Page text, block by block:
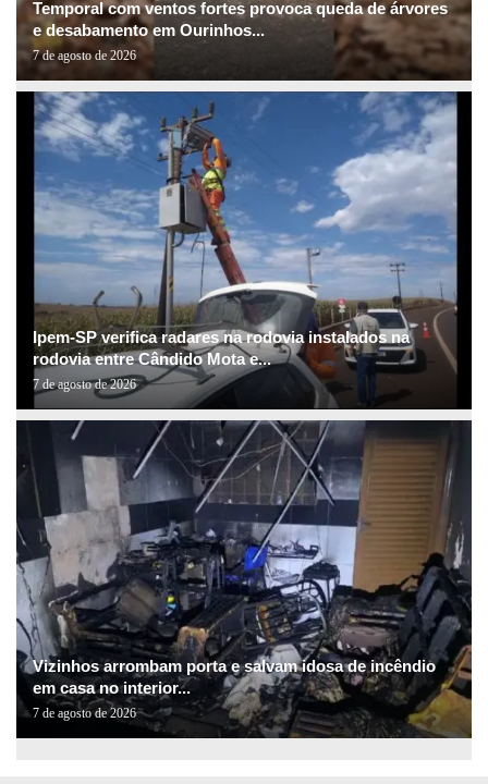
Temporal com ventos fortes provoca queda de árvores
e desabamento em Ourinhos...
7 de agosto de 2026
Ipem-SP verifica radares na rodovia instalados na
rodovia entre Cândido Mota e...
7 de agosto de 2026
Vizinhos arrombam porta e salvam idosa de incêndio
em casa no interior...
7 de agosto de 2026